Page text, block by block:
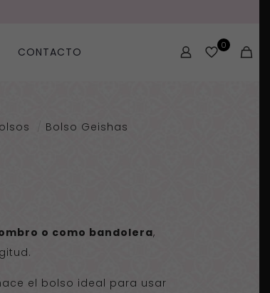
CONTACTO 0
Bolso Geishas
o como bandolera,
el bolso ideal para usar